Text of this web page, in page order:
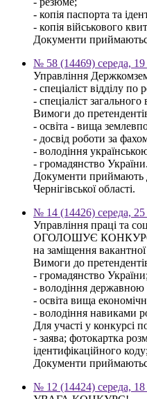
- копія паспорта та
- копія військового
Документи
№ 58 (14469) середа,
Управління
- спеціаліст відділу
- спеціаліст загального
Вимоги до
- освіта - вища
- досвід роботи за
- володіння
- громадянство України.
Документи приймають
Чернігівської області.
№ 14 (14426) середа,
Управління праці та
ОГОЛОШУЄ
на заміщення вакантної
Вимоги до
- громадянство України;
- володіння державною
- освіта вища
- володіння навиками
Для участі у конкурсі
- заява; фотокартка
ідентифікаційного
Документи
№ 12 (14424) середа,